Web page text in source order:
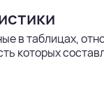
в таблицах,
которых